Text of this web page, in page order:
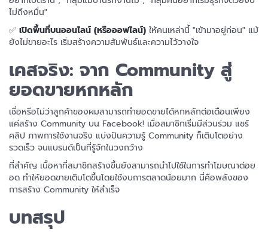
ไม่ถึงหมื่น"
✅ เปิดพื้นที่บนออนไลน์ (หรือออฟไลน์) ให้คนเหล่านี้ "เข้ามาอยู่ก่อน" แม้
ยังไม่ขายอะไร เริ่มสร้างความสัมพันธ์และความไว้วางใจ
เคสจริง: จาก Community สู่
ยอดขายหกหลัก
เชื่อหรือไม่ว่าลูกค้าของผมสามารถทำยอดขายได้หกหลักต่อเดือนเพียง
แค่สร้าง Community บน Facebook! เมื่อสมาชิกเริ่มมีส่วนร่วม แชร์
คลิป ภาพการใช้งานจริง แบ่งปันความรู้ Community ก็เติบโตอย่าง
รวดเร็ว จนแบรนด์เป็นที่รู้จักในวงกว้าง
ที่สำคัญ เนื้อหาที่สมาชิกสร้างขึ้นยังสามารถนำไปใช้ในการทำโฆษณาต่อย
อด ทำให้ยอดขายเติบโตขึ้นโดยใช้งบการตลาดน้อยมาก นี่คือพลังของ
การสร้าง Community ให้สำเร็จ
บทสรุป